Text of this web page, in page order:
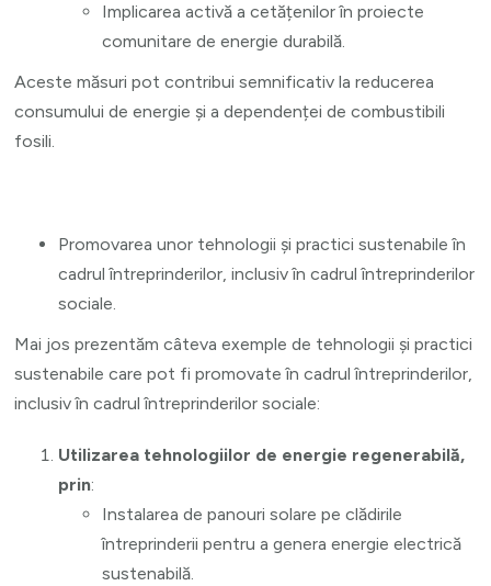
Implicarea activă a cetățenilor în proiecte
comunitare de energie durabilă.
Aceste măsuri pot contribui semnificativ la reducerea
consumului de energie și a dependenței de combustibili
fosili.
Promovarea unor tehnologii și practici sustenabile în
cadrul întreprinderilor, inclusiv în cadrul întreprinderilor
sociale.
Mai jos prezentăm câteva exemple de tehnologii și practici
sustenabile care pot fi promovate în cadrul întreprinderilor,
inclusiv în cadrul întreprinderilor sociale:
Utilizarea tehnologiilor de energie regenerabilă,
prin:
Instalarea de panouri solare pe clădirile
întreprinderii pentru a genera energie electrică
sustenabilă.